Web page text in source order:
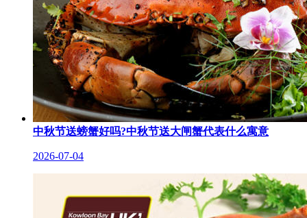
中秋节送螃蟹好吗?中秋节送大闸蟹代表什么寓意
2026-07-04